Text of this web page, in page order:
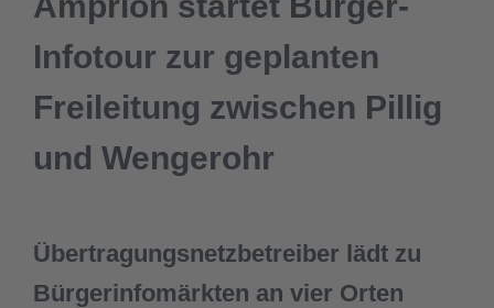
Infotour zur geplanten
Freileitung zwischen Pillig
und Wengerohr
Übertragungsnetzbetreiber lädt zu
Bürgerinfomärkten an vier Orten